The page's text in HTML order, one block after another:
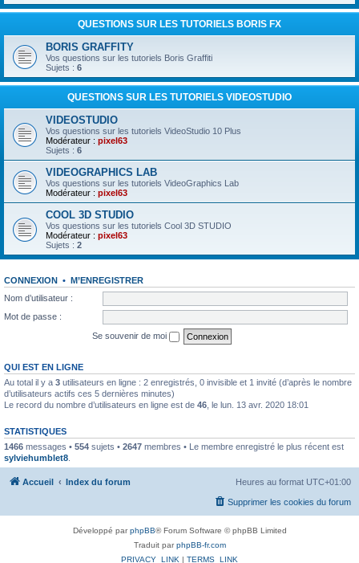
QUESTIONS SUR LES TUTORIELS BORIS FX
BORIS GRAFFITY
Vos questions sur les tutoriels Boris Graffiti
Sujets : 6
QUESTIONS SUR LES TUTORIELS VIDEOSTUDIO
VIDEOSTUDIO
Vos questions sur les tutoriels VideoStudio 10 Plus
Modérateur : pixel63
Sujets : 6
VIDEOGRAPHICS LAB
Vos questions sur les tutoriels VideoGraphics Lab
Modérateur : pixel63
COOL 3D STUDIO
Vos questions sur les tutoriels Cool 3D STUDIO
Modérateur : pixel63
Sujets : 2
CONNEXION • M’ENREGISTRER
Nom d’utilisateur :
Mot de passe :
Se souvenir de moi
QUI EST EN LIGNE
Au total il y a 3 utilisateurs en ligne : 2 enregistrés, 0 invisible et 1 invité (d’après le nombre
d’utilisateurs actifs ces 5 dernières minutes)
Le record du nombre d’utilisateurs en ligne est de 46 , le lun. 13 avr. 2020 18:01
STATISTIQUES
1466 messages • 554 sujets • 2647 membres • Le membre enregistré le plus récent est
sylviehumblet8
Accueil Index du forum Heures au format UTC+01:00
Supprimer les cookies du forum
Développé parphpBB® Forum Software © phpBB Limited
Traduit parphpBB-fr.com
PRIVACY_LINK | TERMS_LINK